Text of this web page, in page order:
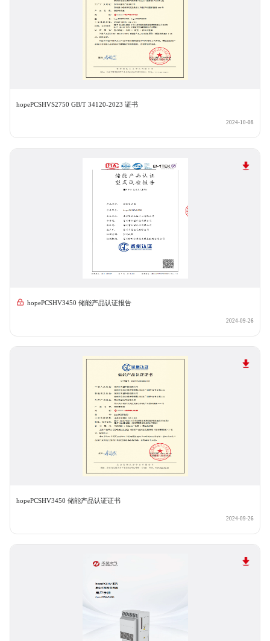
hopePCSHVS2750 GB/T 34120-2023 证书
2024-10-08
hopePCSHV3450 储能产品认证报告
2024-09-26
hopePCSHV3450 储能产品认证证书
2024-09-26